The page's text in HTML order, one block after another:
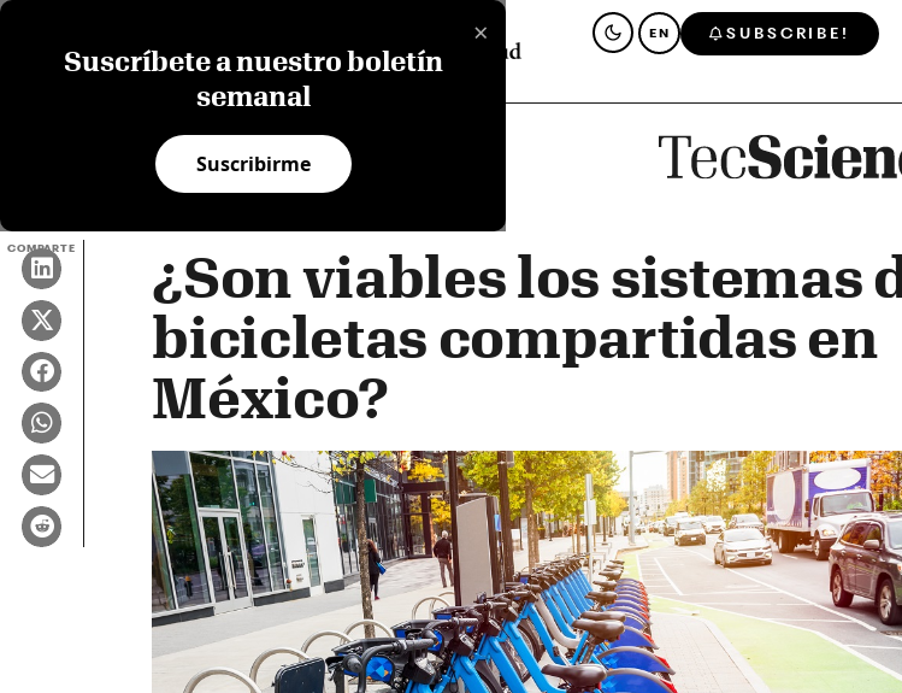
×
Suscríbete a nuestro boletín
semanal
Suscribirme
EN SUBSCRIBE!
COMPARTE
¿Son viables los sistemas
bicicletas compartidas en
México?